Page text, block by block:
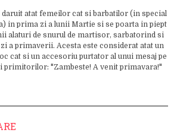
atat femeilor cat si barbatilor (in special
in prima zi a lunii Martie si se poarta in piept
alaturi de snurul de martisor, sarbatorind si
a primaverii. Acesta este considerat atat un
cat si un accesoriu purtator al unui mesaj pe
primitorilor: "Zambeste! A venit primavara!"